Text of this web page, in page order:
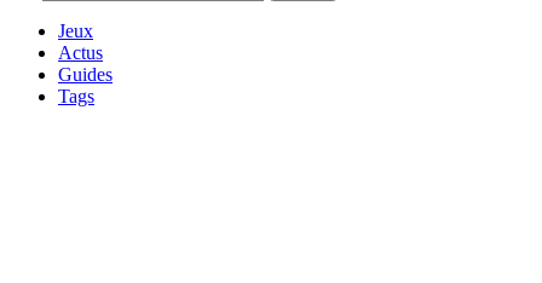
Jeux
Actus
Guides
Tags